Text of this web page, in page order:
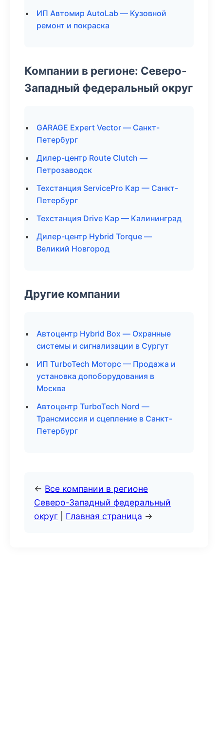
ИП Автомир AutoLab — Кузовной
ремонт и покраска
Компании в регионе: Северо-
Западный федеральный округ
GARAGE Expert Vector — Санкт-
Петербург
Дилер-центр Route Clutch —
Петрозаводск
Техстанция ServicePro Кар — Санкт-
Петербург
Техстанция Drive Кар — Калининград
Дилер-центр Hybrid Torque —
Великий Новгород
Другие компании
Автоцентр Hybrid Box — Охранные
системы и сигнализации в Сургут
ИП TurboTech Моторс — Продажа и
установка допоборудования в
Москва
Автоцентр TurboTech Nord —
Трансмиссия и сцепление в Санкт-
Петербург
← Все компании в регионе
Северо-Западный федеральный
округ
Главная страница →